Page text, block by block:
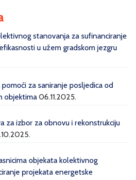
stanovanja za sufinanciranje
u užem gradskom jezgru
pomoći za saniranje posljedica od
objektima 06.11.2025.
za izbor za obnovu i rekonstrukciju
objekata kolektivnog
projekata energetske